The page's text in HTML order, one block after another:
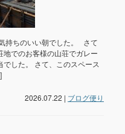
持ちのいい朝でした。 さて
でのお客様の山荘でガレー
した。 さて、このスペース
2026.07.22 | ブログ便り